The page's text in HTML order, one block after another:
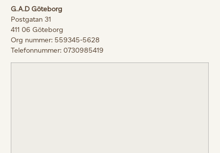
G.A.D Göteborg
Postgatan 31
411 06 Göteborg
Org nummer: 559345-5628
Telefonnummer: 0730985419